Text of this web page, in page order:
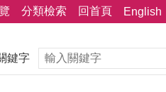
分類檢索 回首頁 English
鍵字